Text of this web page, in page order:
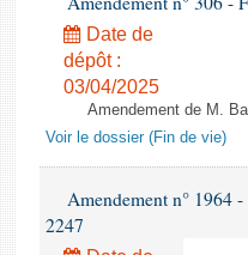
Date de
dépôt :
03/04/2025
Amendement de M.
Voir le dossier (Fin de vie)
Amendement n° 1964
2247